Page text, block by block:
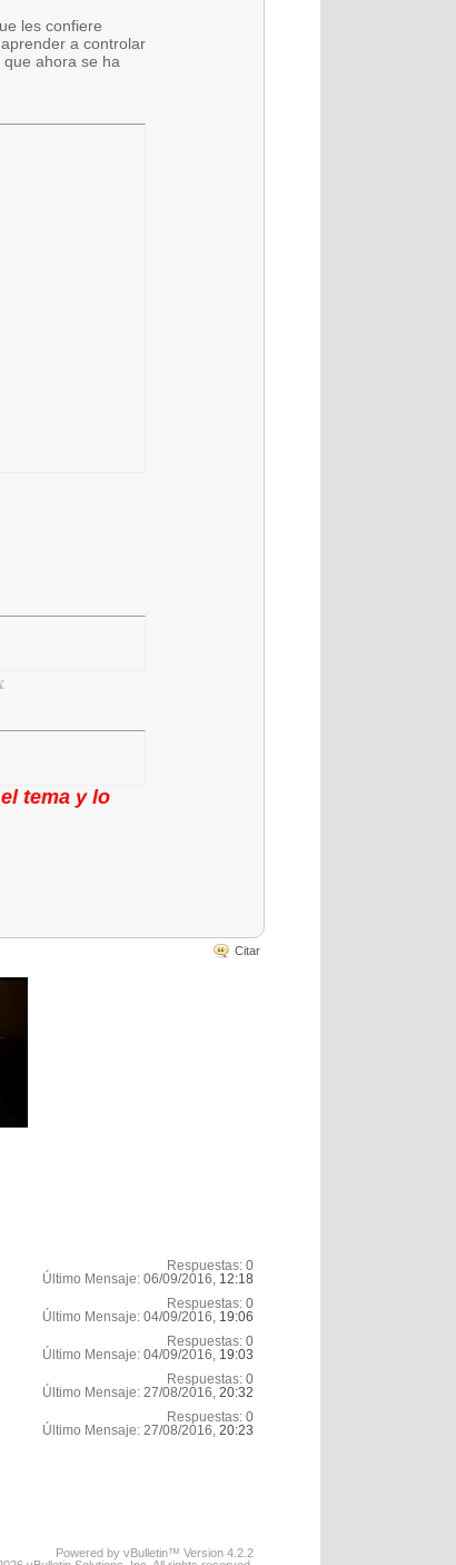
les confiere
a controlar
ahora se ha
tema y lo
Citar
Respuestas: 0
Último Mensaje: 06/09/2016, 12:18
Respuestas: 0
Último Mensaje: 04/09/2016, 19:06
Respuestas: 0
Último Mensaje: 04/09/2016, 19:03
Respuestas: 0
Último Mensaje: 27/08/2016, 20:32
Respuestas: 0
Último Mensaje: 27/08/2016, 20:23
Powered by vBulletin™ Version 4.2.2